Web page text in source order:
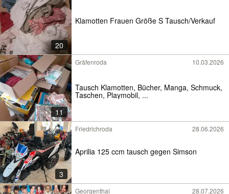
20
Klamotten Frauen Größe S Tausch/Verkauf
11
Gräfenroda 10.03.2026
Tausch Klamotten, Bücher, Manga, Schmuck,
Taschen, Playmobil, ...
3
Friedrichroda 28.06.2026
Aprilia 125 ccm tausch gegen Simson
Georgenthal 28.07.2026